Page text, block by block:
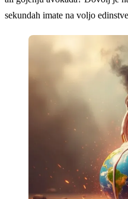
sekundah imate na voljo